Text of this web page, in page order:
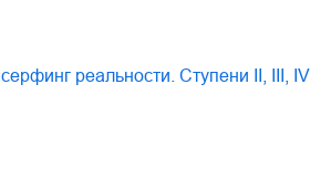
реальности. Ступени II, III, IV